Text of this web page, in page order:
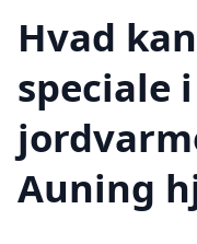
Hvad
speciale i
Auning